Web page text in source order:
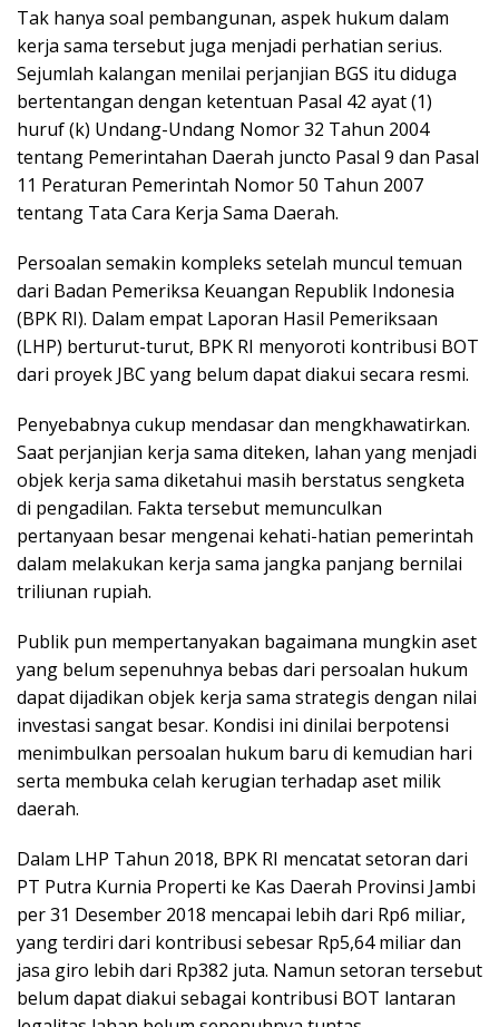
Tak hanya soal pembangunan, aspek hukum dalam
kerja sama tersebut juga menjadi perhatian serius.
Sejumlah kalangan menilai perjanjian BGS itu diduga
bertentangan dengan ketentuan Pasal 42 ayat (1)
huruf (k) Undang-Undang Nomor 32 Tahun 2004
tentang Pemerintahan Daerah juncto Pasal 9 dan Pasal
11 Peraturan Pemerintah Nomor 50 Tahun 2007
tentang Tata Cara Kerja Sama Daerah.
Persoalan semakin kompleks setelah muncul temuan
dari Badan Pemeriksa Keuangan Republik Indonesia
(BPK RI). Dalam empat Laporan Hasil Pemeriksaan
(LHP) berturut-turut, BPK RI menyoroti kontribusi BOT
dari proyek JBC yang belum dapat diakui secara resmi.
Penyebabnya cukup mendasar dan mengkhawatirkan.
Saat perjanjian kerja sama diteken, lahan yang menjadi
objek kerja sama diketahui masih berstatus sengketa
di pengadilan. Fakta tersebut memunculkan
pertanyaan besar mengenai kehati-hatian pemerintah
dalam melakukan kerja sama jangka panjang bernilai
triliunan rupiah.
Publik pun mempertanyakan bagaimana mungkin aset
yang belum sepenuhnya bebas dari persoalan hukum
dapat dijadikan objek kerja sama strategis dengan nilai
investasi sangat besar. Kondisi ini dinilai berpotensi
menimbulkan persoalan hukum baru di kemudian hari
serta membuka celah kerugian terhadap aset milik
daerah.
Dalam LHP Tahun 2018, BPK RI mencatat setoran dari
PT Putra Kurnia Properti ke Kas Daerah Provinsi Jambi
per 31 Desember 2018 mencapai lebih dari Rp6 miliar,
yang terdiri dari kontribusi sebesar Rp5,64 miliar dan
jasa giro lebih dari Rp382 juta. Namun setoran tersebut
belum dapat diakui sebagai kontribusi BOT lantaran